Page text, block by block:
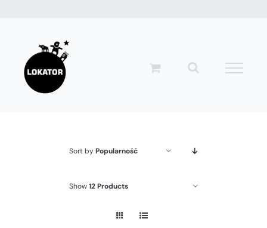
zawartości
Sort byPopularność
Show12 Products